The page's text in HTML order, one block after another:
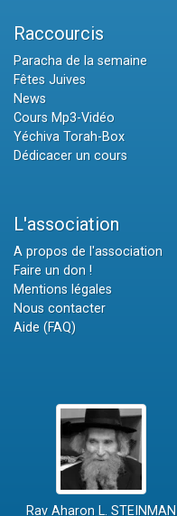
Raccourcis
Paracha de la semaine
Fêtes Juives
News
Cours Mp3-Vidéo
Yéchiva Torah-Box
Dédicacer un cours
L'association
A propos de l'association
Faire un don !
Mentions légales
Nous contacter
Aide (FAQ)
Rav Aharon L. STEINMAN